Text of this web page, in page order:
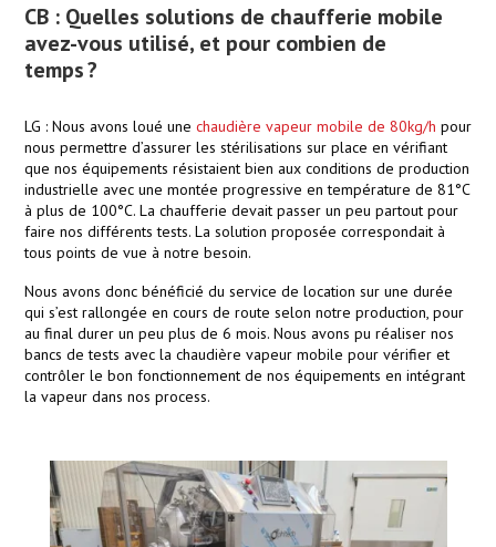
CB : Quelles solutions de chaufferie mobile
avez-vous utilisé, et pour combien de
temps ?
LG : Nous avons loué une chaudière vapeur mobile de 80kg/h pour
nous permettre d’assurer les stérilisations sur place en vérifiant
que nos équipements résistaient bien aux conditions de production
industrielle avec une montée progressive en température de 81°C
à plus de 100°C. La chaufferie devait passer un peu partout pour
faire nos différents tests. La solution proposée correspondait à
tous points de vue à notre besoin.
Nous avons donc bénéficié du service de location sur une durée
qui s’est rallongée en cours de route selon notre production, pour
au final durer un peu plus de 6 mois. Nous avons pu réaliser nos
bancs de tests avec la chaudière vapeur mobile pour vérifier et
contrôler le bon fonctionnement de nos équipements en intégrant
la vapeur dans nos process.